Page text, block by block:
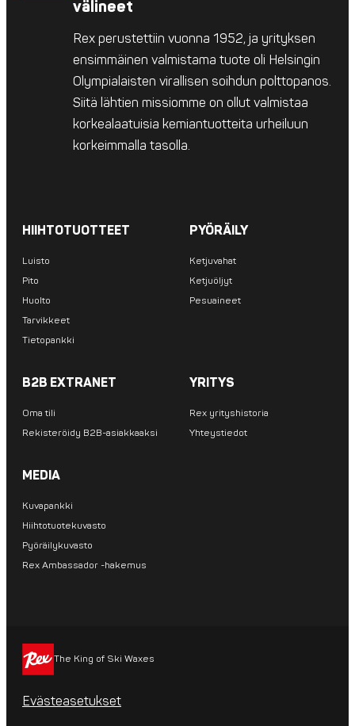
välineet
Rex perustettiin vuonna 1952, ja yrityksen
ensimmäinen valmistama tuote oli Helsingin
Olympialaisten virallisen soihdun polttopanos.
Siitä lähtien missiomme on ollut valmistaa
korkealaatuisia kemiantuotteita urheiluun
korkeimmalla tasolla.
HIIHTOTUOTTEET
Luisto
Pito
Huolto
Tarvikkeet
Tietopankki
PYÖRÄILY
Ketjuvahat
Ketjuöljyt
Pesuaineet
B2B EXTRANET
Oma tili
Rekisteröidy B2B-asiakkaaksi
YRITYS
Rex yrityshistoria
Yhteystiedot
MEDIA
Kuvapankki
Hiihtotuotekuvasto
Pyöräilykuvasto
Rex Ambassador -hakemus
The King of Ski Waxes
Evästeasetukset